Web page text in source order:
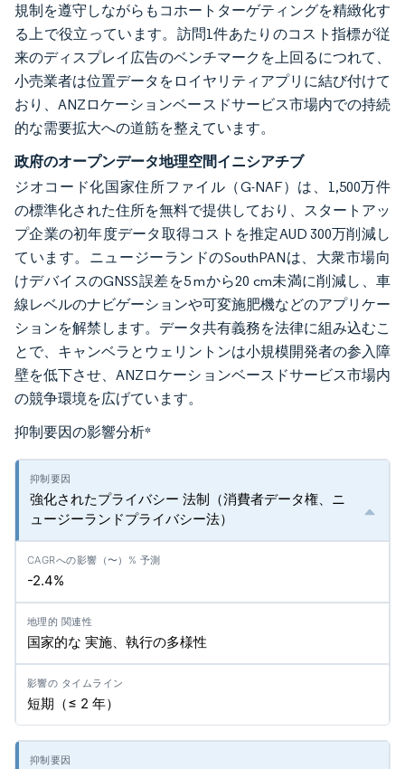
規制を遵守しながらもコホートターゲティングを精緻化す
る上で役立っています。訪問1件あたりのコスト指標が従
来のディスプレイ広告のベンチマークを上回るにつれて、
小売業者は位置データをロイヤリティアプリに結び付けて
おり、ANZロケーションベースドサービス市場内での持続
的な需要拡大への道筋を整えています。
政府のオープンデータ地理空間イニシアチブ
ジオコード化国家住所ファイル（G-NAF）は、1,500万件
の標準化された住所を無料で提供しており、スタートアッ
プ企業の初年度データ取得コストを推定AUD 300万削減し
ています。ニュージーランドのSouthPANは、大衆市場向
けデバイスのGNSS誤差を5 mから20 cm未満に削減し、車
線レベルのナビゲーションや可変施肥機などのアプリケー
ションを解禁します。データ共有義務を法律に組み込むこ
とで、キャンベラとウェリントンは小規模開発者の参入障
壁を低下させ、ANZロケーションベースドサービス市場内
の競争環境を広げています。
抑制要因の影響分析*
強化されたプライバシー 法制（消費者データ権、ニ
ュージーランドプライバシー法）
-2.4%
国家的な 実施、執行の多様性
短期（≤ 2 年）